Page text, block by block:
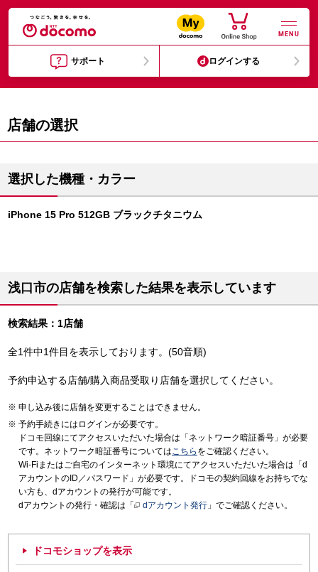
MENU
サポート ログインする
店舗の選択
選択した機種・カラー
iPhone 15 Pro 512GB ブラックチタニウム
浅口市の店舗を検索した結果を表示しています
検索結果：1店舗
全1件中1件目を表示しております。(50音順)
予約申込する店舗/購入商品受取り店舗を選択してください。
申し込み後に店舗を変更することはできません。
予約手続きにはログインが必要です。
ドコモ回線にてアクセスいただいた場合は「ネットワーク暗証番号」が必要
です。ネットワーク暗証番号についてはこちら をご確認ください。
Wi-Fiまたはご自宅のインターネット環境にてアクセスいただいた場合は「d
アカウントのID／パスワード」が必要です。ドコモの契約回線をお持ちでな
い方も、dアカウントの発行が可能です。
dアカウントの発行・確認は「
dアカウント発行 」でご確認ください。
ドコモショップを表示